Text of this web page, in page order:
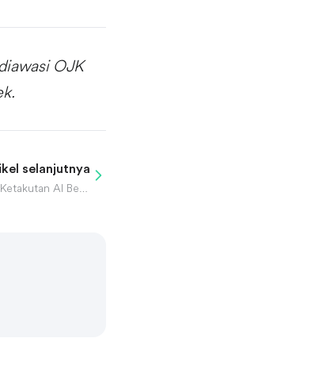
OJK
selanjutnya
Rebound Saham Software: Pasar Sadar Ketakutan AI Berlebihan?